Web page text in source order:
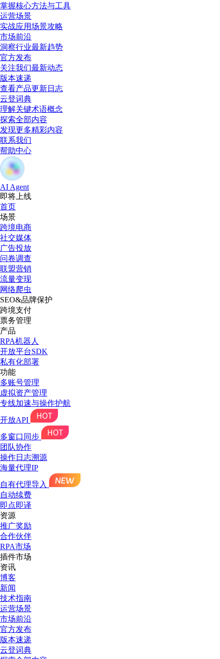
掌握核心方法与工具
运营场景
实战应用场景攻略
市场前沿
洞察行业最新趋势
官方发布
关注我们最新动态
版本速递
查看产品更新日志
云登词典
理解关键术语概念
探索全部内容
发现更多精彩内容
联系我们
帮助中心
AI Agent
即将上线
首页
场景
跨境电商
社交媒体
广告投放
问卷调查
联盟营销
流量变现
网络爬虫
SEO&品牌保护
跨境支付
票务管理
产品
RPA机器人
开放平台SDK
私有化部署
功能
多账号管理
虚拟资产管理
专线加速与操作护航
开放API
多窗口同步
团队协作
操作日志溯源
海量代理IP
自有代理导入
自动续费
即点即译
资源
推广奖励
合作伙伴
RPA市场
插件市场
资讯
博客
新闻
技术指南
运营场景
市场前沿
官方发布
版本速递
云登词典